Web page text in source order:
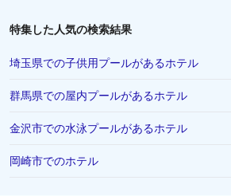
特集した人気の検索結果
埼玉県での子供用プールがあるホテル
群馬県での屋内プールがあるホテル
金沢市での水泳プールがあるホテル
岡崎市でのホテル